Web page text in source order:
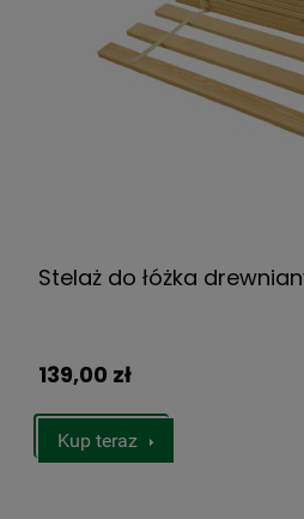
Stelaż do łóżka
139,00 zł
Kup teraz